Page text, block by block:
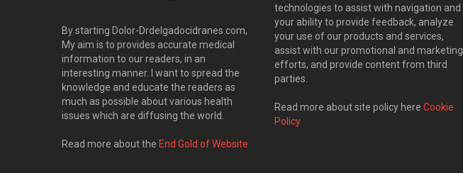
By starting Dolor-Drdelgadocidranes.com,
My aim is to provides accurate medical
information to our readers, in an
interesting manner. I want to spread the
knowledge and educate the readers as
much as possible about various health
issues which are diffusing the world.
Read more about the End Gold of Website
technologies to assist with navigation and
your ability to provide feedback, analyze
your use of our products and services,
assist with our promotional and marketing
efforts, and provide content from third
parties.
Read more about site policy here Cookie
Policy